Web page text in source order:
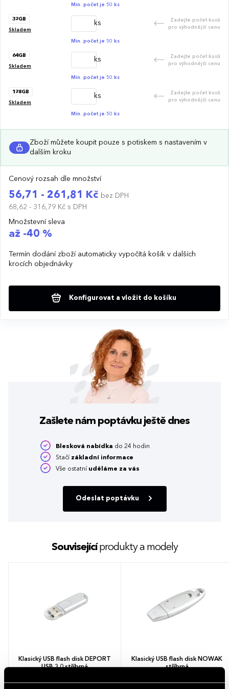
Min. počet je 50 ks
32GB
Skladem
ks
Zadejte počet kusů
pro výhodnější cenu
Min. počet je 50 ks
64GB
Skladem
ks
Zadejte počet kusů
pro výhodnější cenu
Min. počet je 50 ks
128GB
Skladem
ks
Zadejte počet kusů
pro výhodnější cenu
Min. počet je 50 ks
Zboží můžete koupit pouze s potiskem s nastavením v
dalším kroku
Cenový rozsah dle množství
56,71 - 261,81 Kč bez DPH
68,62 - 316,79 Kč s DPH
Množstevní sleva
až -40 %
Termín dodání zboží automaticky vypočítá košík v dalších
krocích objednávky
Konfigurovat a vložit do košíku
Zašlete nám poptávku ještě dnes
Blesková nabídka do 24 hodin
Stačí základní informace
Vše ostatní uděláme za vás
Odeslat poptávku
Souvisejícíprodukty a modely
Klasický USB flash disk DEPORT
USB 3.0 stříbrná
Klasický USB flash disk NOWAK
stříbrná